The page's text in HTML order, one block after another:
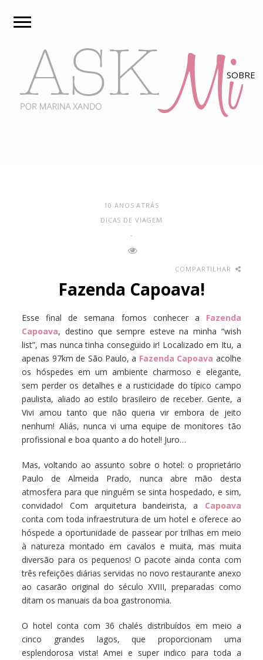
10 ANOS ATRÁS
DICAS DE VIAGEM
-
COMPARTILHAR
Fazenda Capoava!
Esse final de semana fomos conhecer a Fazenda
Capoava, destino que sempre esteve na minha “wish
list”, mas nunca tinha conseguido ir! Localizado em Itu, a
apenas 97km de São Paulo, a Fazenda Capoava acolhe
os hóspedes em um ambiente charmoso e elegante,
sem perder os detalhes e a rusticidade do típico campo
paulista, aliado ao estilo brasileiro de receber. Gente, a
Vivi amou tanto que não queria vir embora de jeito
nenhum! Aliás, nunca vi uma equipe de monitores tão
profissional e boa quanto a do hotel! Juro…
Mas, voltando ao assunto sobre o hotel: o proprietário
Paulo de Almeida Prado, nunca abre mão desta
atmosfera para que ninguém se sinta hospedado, e sim,
convidado! Com arquitetura bandeirista, a Capoava
conta com toda infraestrutura de um hotel e oferece ao
hóspede a oportunidade de passear por trilhas em meio
à natureza montado em cavalos e muita, mas muita
diversão para os pequenos! O pacote ainda conta com
três refeições diárias servidas no novo restaurante anexo
ao casarão original do século XVIII, preparadas como
ditam os manuais da boa gastronomia.
O hotel conta com 36 chalés distribuídos em meio a
cinco grandes lagos, que proporcionam uma
esplendorosa vista! Amei e super indico para toda a